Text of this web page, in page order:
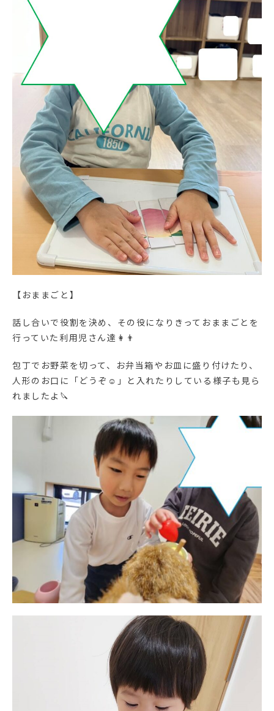
【おままごと】
話し合いで役割を決め、その役になりきっておままごとを
行っていた利用児さん達👩👨
包丁でお野菜を切って、お弁当箱やお皿に盛り付けたり、
人形のお口に「どうぞ☺」と入れたりしている様子も見ら
れましたよ🔪